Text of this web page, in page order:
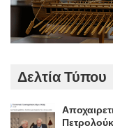
Δελτία Τύπου